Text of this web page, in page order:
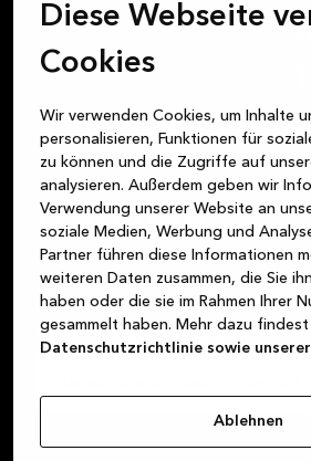
Diese Webseite
Cookies
Wir verwenden Cookies, um Inhalte
personalisieren, Funktionen für
zu können und die Zugriffe auf
analysieren. Außerdem geben wir
Verwendung unserer Website an
soziale Medien, Werbung und
Partner führen diese Informationen
weiteren Daten zusammen, die Sie
haben oder die sie im Rahmen Ihrer
gesammelt haben. Mehr dazu
Datenschutzrichtlinie sowie
Ablehnen
kostenloses
in deinem
Geschäft.
Vereinbare noch heute ein
Gespräch in deinem Kvik Store
kostenlos eine 3D-Zeichnung
Bads oder deiner Garderobe.